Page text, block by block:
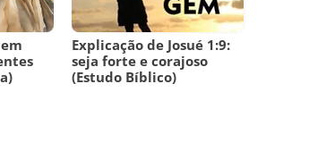
Explicação de Josué 1:9:
seja forte e corajoso
(Estudo Bíblico)